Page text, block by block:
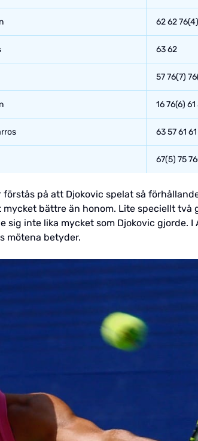
62 62 76(4)
63 62
57 76(7)
16 76(6)
63 57 61 61
67(5) 75
på att Djokovic spelat så
bättre än honom. Lite speciellt två
inte lika mycket som Djokovic gjorde.
mötena betyder.